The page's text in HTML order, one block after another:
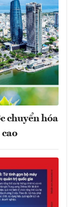
chuyển hóa